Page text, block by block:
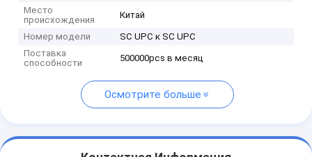
Место
происхождения
Китай
Номер модели
SC UPC к SC UPC
Поставка
способности
500000pcs в месяц
Осмотрите больше